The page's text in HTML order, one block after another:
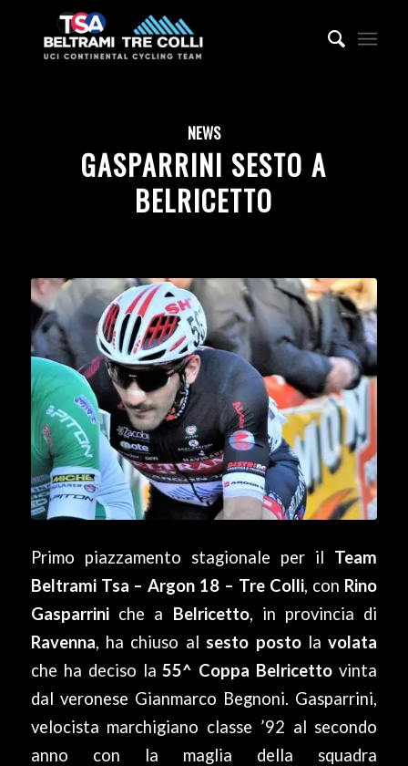
NEWS
GASPARRINI SESTO A
BELRICETTO
Primo piazzamento stagionale per il Team
Beltrami Tsa – Argon 18 – Tre Colli, con Rino
Gasparriniche a Belricetto, in provincia di
Ravenna, ha chiuso al sesto postolavolata
che ha deciso la55^ Coppa Belricetto vinta
dal veronese Gianmarco Begnoni. Gasparrini,
velocista marchigiano classe ’92 al secondo
anno con la maglia della squadra